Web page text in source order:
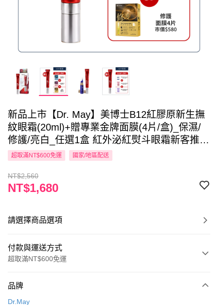
新品上市【Dr. May】美博士B12紅膠原新生撫
紋眼霜(20ml)+贈專業金牌面膜(4片/盒)_保濕/
修護/亮白_任選1盒 紅外泌紅熨斗眼霜新客推薦
買1送1 APP獨賣
超取滿NT$600免運 國家/地區配送
NT$2,560
NT$1,680
請選擇商品選項
付款與運送方式
超取滿NT$600免運
信用卡一次付款
品牌
Dr.May